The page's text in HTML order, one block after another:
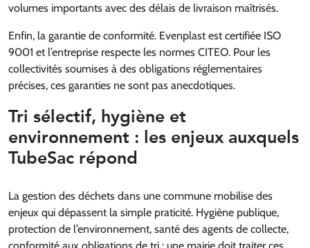
volumes importants avec des délais de livraison maîtrisés.
Enfin, la garantie de conformité. Evenplast est certifiée ISO
9001 et l’entreprise respecte les normes CITEO. Pour les
collectivités soumises à des obligations réglementaires
précises, ces garanties ne sont pas anecdotiques.
Tri sélectif, hygiène et
environnement : les enjeux auxquels
TubeSac répond
La gestion des déchets dans une commune mobilise des
enjeux qui dépassent la simple praticité. Hygiène publique,
protection de l’environnement, santé des agents de collecte,